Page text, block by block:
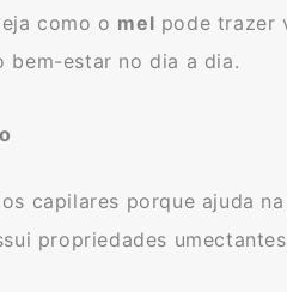
como o mel pode trazer
bem-estar no dia a dia.
capilares porque ajuda
propriedades